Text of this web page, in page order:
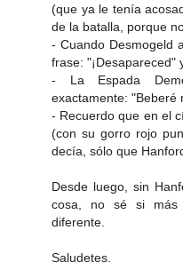
(que ya le tenía
de la batalla, porque
- Cuando Desmogeld
frase: "¡Desapareced"
- La Espada
exactamente: "Beberé
- Recuerdo que en el
(con su gorro rojo
decía, sólo que
Desde luego, sin
cosa, no sé si más
diferente.
Saludetes,